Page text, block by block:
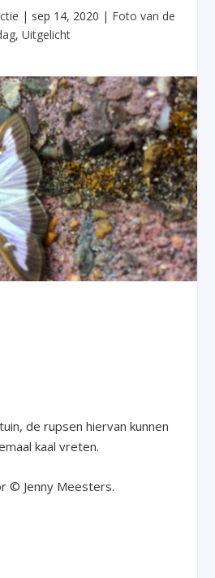
| sep 14, 2020 | Foto van de
, Uitgelicht
de rupsen hiervan kunnen
kaal vreten.
© Jenny Meesters.